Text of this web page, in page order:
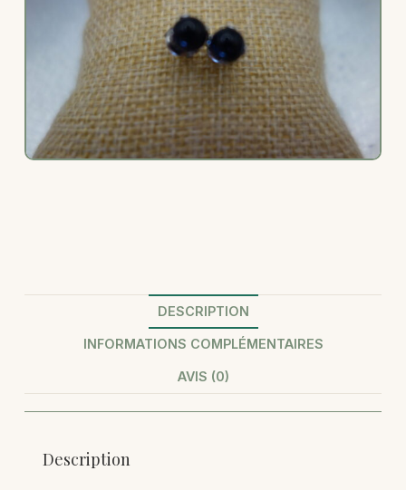
DESCRIPTION
INFORMATIONS COMPLÉMENTAIRES
AVIS (0)
Description